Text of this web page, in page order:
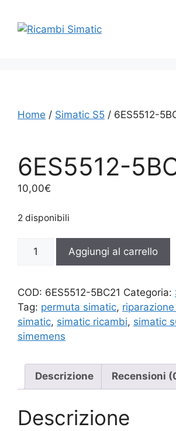
contenuto
Home / Simatic S5 / 6ES5512-
6ES5512-
10,00€
2 disponibili
5BC21
Aggiungi al carrello
COD: 6ES5512-5BC21 Categoria:
Tag: permuta simatic,
simatic, simatic ricambi, simatic
simemens
Descrizione Recensioni
Descrizione